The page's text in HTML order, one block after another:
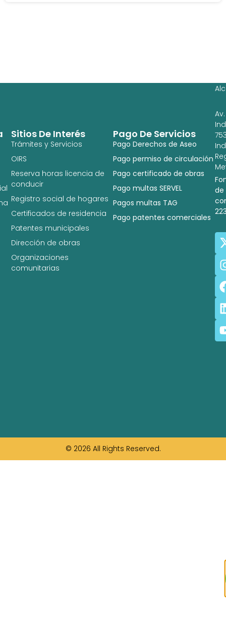
Pago De Servicios
Pago Derechos de Aseo
Pago permiso de circulación
Pago certificado de obras
Pago multas SERVEL
Pagos multas TAG
Pago patentes comerciales
Sitios De Interés
Trámites y Servicios
OIRS
Reserva horas licencia de
conducir
Registro social de hogares
Certificados de residencia
Patentes municipales
Dirección de obras
Organizaciones
comunitarias
Av.
de
© 2026 All Rights Reserved.